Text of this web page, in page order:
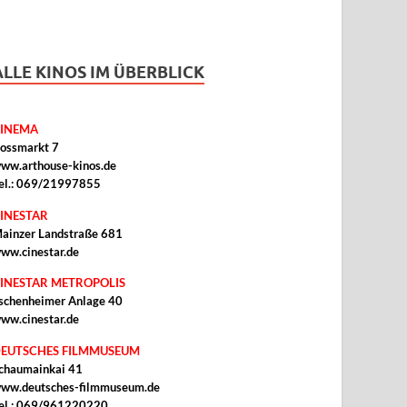
KINOS IM ÜBERBLICK
7
kinos.de
069/21997855
Landstraße 681
METROPOLIS
Anlage 40
FILMMUSEUM
41
filmmuseum.de